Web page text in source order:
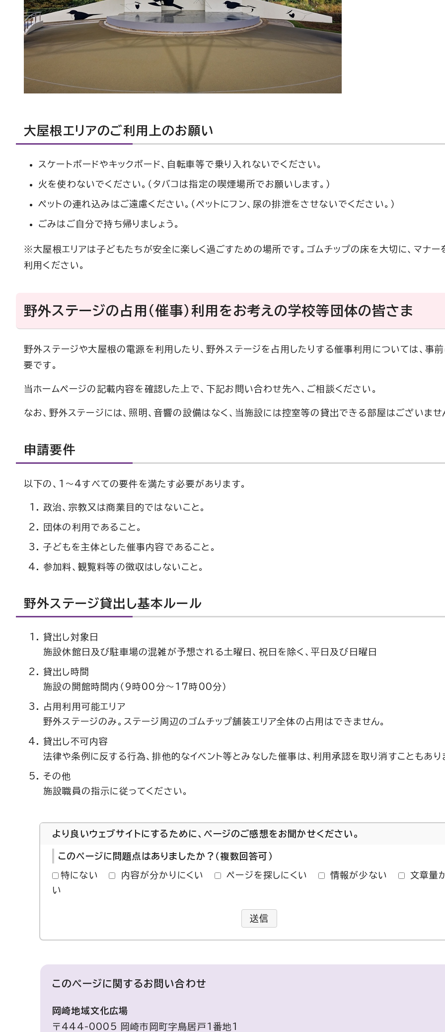
大屋根エリアのご利用上のお願い
スケートボードやキックボード、自転車等で乗り入れないでください。
火を使わないでください。（タバコは指定の喫煙場所でお願いします。）
ペットの連れ込みはご遠慮ください。（ペットにフン、尿の排泄をさせないでください。）
ごみはご自分で持ち帰りましょう。
※大屋根エリアは子どもたちが安全に楽しく過ごすための場所です。ゴムチップの床を大切に、マナー
利用ください。
野外ステージの占用（催事）利用をお考えの学校等団体の皆さま
野外ステージや大屋根の電源を利用したり、野外ステージを占用したりする催事利用については、事
要です。
当ホームページの記載内容を確認した上で、下記お問い合わせ先へ、ご相談ください。
なお、野外ステージには、照明、音響の設備はなく、当施設には控室等の貸出できる部屋はございませ
申請要件
以下の、1～4すべての要件を満たす必要があります。
政治、宗教又は商業目的ではないこと。
団体の利用であること。
子どもを主体とした催事内容であること。
参加料、観覧料等の徴収はしないこと。
野外ステージ貸出し基本ルール
貸出し対象日
施設休館日及び駐車場の混雑が予想される土曜日、祝日を除く、平日及び日曜日
貸出し時間
施設の開館時間内（9時00分～17時00分）
占用利用可能エリア
野外ステージのみ。ステージ周辺のゴムチップ舗装エリア全体の占用はできません。
貸出し不可内容
法律や条例に反する行為、排他的なイベント等とみなした催事は、利用承認を取り消すこともあり
その他
施設職員の指示に従ってください。
より良いウェブサイトにするために、ページのご感想をお聞かせください。
このページに問題点はありましたか？（複数回答可）
特にない 内容が分かりにくい ページを探しにくい 情報が少ない
文章量
い
送信
このページに関するお問い合わせ
岡崎地域文化広場
〒444-0005 岡崎市岡町字鳥居戸1番地1